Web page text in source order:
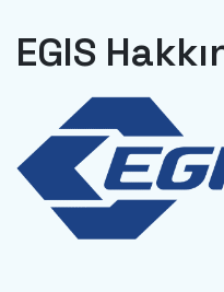
EGIS